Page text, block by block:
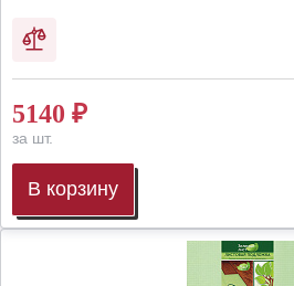
5140 ₽
за шт.
В корзину